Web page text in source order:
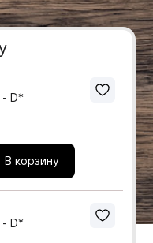
D*
В корзину
D*